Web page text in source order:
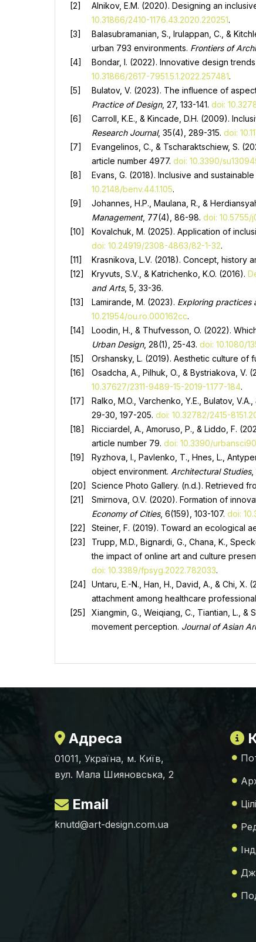
Alnikov, E.M. (2020). Designing an
10.31866/2410-1176.43.2020.220251.
Balasubramanian, S., Irulappan, C., &
urban 793 environments. Frontiers of
Bondar, I. (2022). Innovative design
10.31866/2617-7951.5.1.2022.257481.
Bulatov, V. (2023). The influence of
Practice of Design, 27, 133-141. doi:
Carroll, K.E., & Kincade, D.H. (2009).
Research Journal, 35(4), 289-315. doi:
Evangelinos, C., & Tscharaktschiew, S.
article number 4977. doi: 10.3390/
Evans, G. (2018). Inclusive and
10.2148/benv.44.1.105.
Johannes, H.P., Maulana, R., &
Management, 77(4), 86-98. doi: 10.5755/
Kovalchuk, M. (2025). Application of
doi: 10.24919/2308-4863/82-1-32.
Krasnikova, L.V. (2018). Concept, history
Kryvuts, S.V., & Katrichenko, K.O. (2016).
and Arts, 5, 33-36.
Lamirande, M. (2023). Exploring practices
10.21954/ou.ro.000162cc.
Loodin, H., & Thufvesson, O. (2022).
Urban Design, 28(1), 25-43. doi: 10.1080/
Orshansky, L. (2019). Aesthetic culture of
Osadcha, A., Pilhuk, O., & Bystriakova,
10.37627/2311-9489-15-2019-1.177-184.
Ralko, M.O., Varchenko, Y.E., Bulatov,
29-30, 197-205. doi: 10.32782/2415-
Ricciardel, A., Amoruso, P., & Liddo, F.
article number 79. doi: 10.3390/
Ryzhova, I., Pavlenko, T., Hnes, L.,
object environment. Architectural Studies,
Science Photo Gallery. (n.d.). Retrieved
Smirnova, O.V. (2020). Formation of
Economy of Cities, 6(159), 103-107. doi:
Steiner, F. (2019). Toward an ecological
Trupp, M.D., Bignardi, G., Chana, K.,
the impact of online art and culture
doi: 10.3389/fpsyg.2022.782033.
Untaru, E.-N., Han, H., David, A., & Chi,
attachment among healthcare
Xiangmin, G., Weiqiang, C., Tiantian, L.,
movement perception. Journal of Asian
Адреса
01011, Україна, м. Київ,
вул. Мала Шияновська, 2
Email
knutd@art-design.com.ua